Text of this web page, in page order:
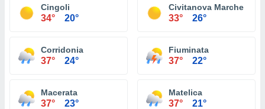
Cingoli
34° 20°
Civitanova Marche
33° 26°
Corridonia
37° 24°
Fiuminata
37° 22°
Macerata
37° 23°
Matelica
37° 21°